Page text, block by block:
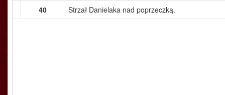
40
Strzał Danielaka nad poprzeczką.